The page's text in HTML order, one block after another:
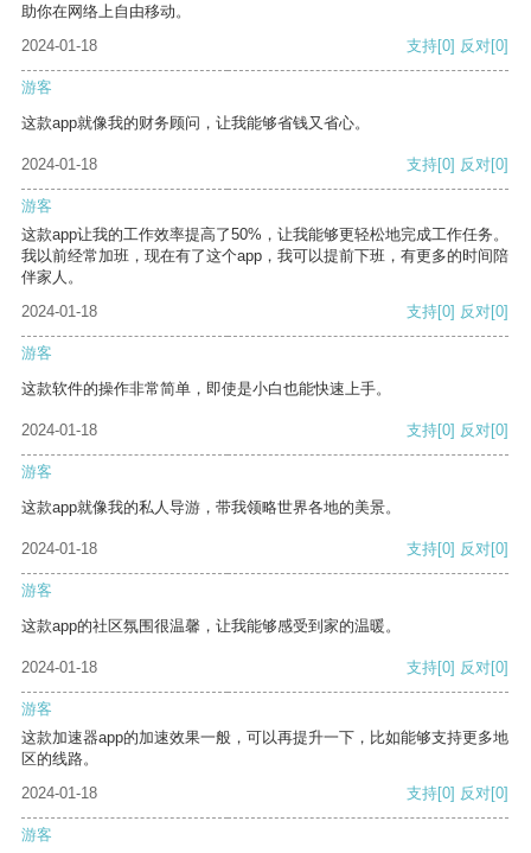
助你在网络上自由移动。
2024-01-18
支持[0] 反对[0]
游客
这款app就像我的财务顾问，让我能够省钱又省心。
2024-01-18 支持[0] 反对[0]
游客
这款app让我的工作效率提高了50%，让我能够更轻松地完成工作任务。
我以前经常加班，现在有了这个app，我可以提前下班，有更多的时间陪
伴家人。
2024-01-18
支持[0] 反对[0]
游客
这款软件的操作非常简单，即使是小白也能快速上手。
2024-01-18 支持[0] 反对[0]
游客
这款app就像我的私人导游，带我领略世界各地的美景。
2024-01-18 支持[0] 反对[0]
游客
这款app的社区氛围很温馨，让我能够感受到家的温暖。
2024-01-18 支持[0] 反对[0]
游客
这款加速器app的加速效果一般，可以再提升一下，比如能够支持更多地
区的线路。
2024-01-18
支持[0] 反对[0]
游客